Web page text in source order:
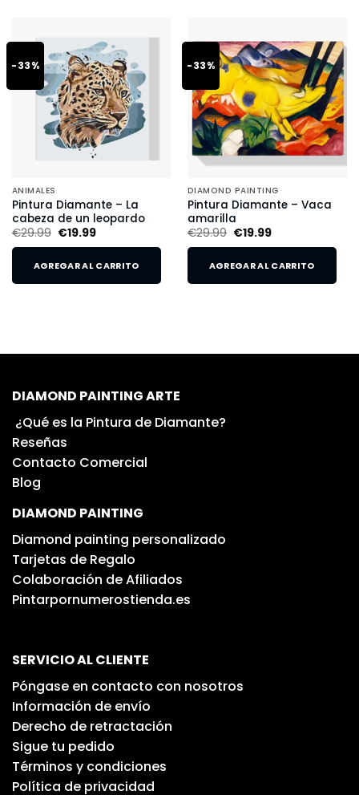
-33%
ANIMALES
Pintura Diamante – La
cabeza de un leopardo
€29.99 €19.99
AGREGAR AL CARRITO
-33%
DIAMOND PAINTING
Pintura Diamante – Vaca
amarilla
€29.99 €19.99
AGREGAR AL CARRITO
DIAMOND PAINTING ARTE
¿Qué es la Pintura de Diamante?
Reseñas
Contacto Comercial
Blog
DIAMOND PAINTING
Diamond painting personalizado
Tarjetas de Regalo
Colaboración de Afiliados
Pintarpornumerostienda.es
SERVICIO AL CLIENTE
Póngase en contacto con nosotros
Información de envío
Derecho de retractación
Sigue tu pedido
Términos y condiciones
Política de privacidad